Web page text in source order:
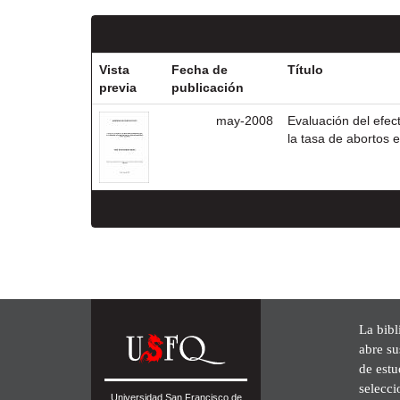
Vista
previa
Fecha de
publicación
Título
may-2008
Evaluación del
la tasa de abortos
Universidad San Francisco de
La
abre
de